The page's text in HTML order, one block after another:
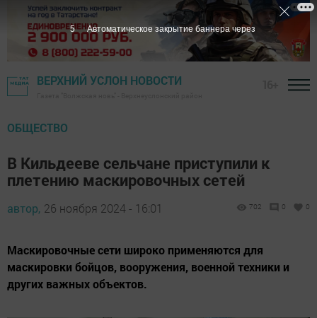
ВЕРХНИЙ УСЛОН НОВОСТИ
ОБЩЕСТВО
В Кильдееве сельчане приступили к
плетению маскировочных сетей
автор, 26 ноября 2024 - 16:01 702 0 0
Маскировочные сети широко применяются для
маскировки бойцов, вооружения, военной техники и
других важных объектов.
3 Автоматическое закрытие баннера через